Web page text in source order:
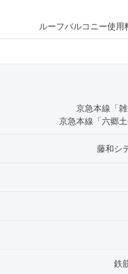
ルーフバルコニー使用
京急本線「
京急本線「六郷
藤和シ
鉄